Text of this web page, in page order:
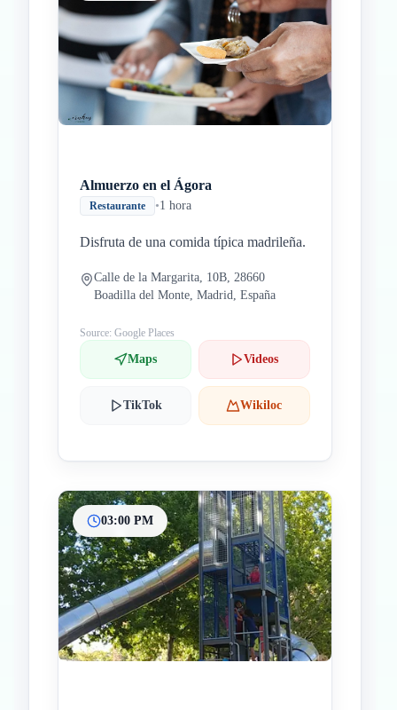
Almuerzo en el Ágora
Restaurante •1 hora
Disfruta de una comida típica madrileña.
Calle de la Margarita, 10B, 28660
Boadilla del Monte, Madrid, España
Source: Google Places
Maps Videos
TikTok Wikiloc
03:00 PM